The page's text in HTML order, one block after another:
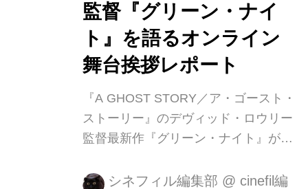
監督『グリーン・ナイ
ト』を語るオンライン
舞台挨拶レポート
『A GHOST STORY／ア・ゴースト・
ストーリー』のデヴィッド・ロウリー
監督最新作『グリーン・ナイト』が11
ャンテほかにて全国公開中です。 14世
シネフィル編集部 @ cinefil編